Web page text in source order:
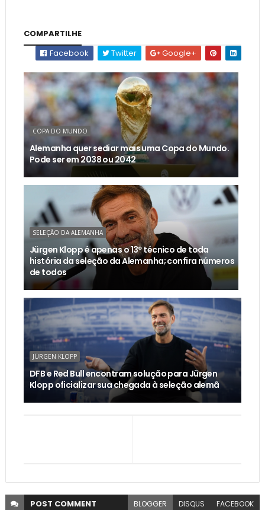
COMPARTILHE
Facebook
Twitter Google+
COPA DO MUNDO
Alemanha quer sediar mais uma Copa do Mundo.
Pode ser em 2038 ou 2042
SELEÇÃO DA ALEMANHA
Jürgen Klopp é apenas o 13º técnico de toda
história da seleção da Alemanha; confira números
de todos
JÜRGEN KLOPP
DFB e Red Bull encontram solução para Jürgen
Klopp oficializar sua chegada à seleção alemã
POST COMMENT BLOGGER DISQUS FACEBOOK